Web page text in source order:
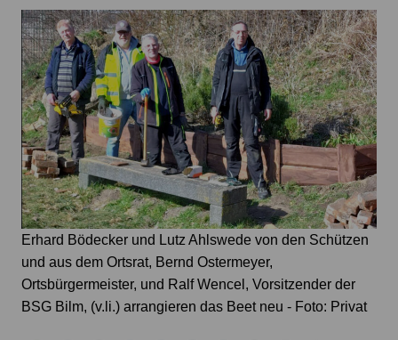
Erhard Bödecker und Lutz Ahlswede von den Schützen
und aus dem Ortsrat, Bernd Ostermeyer,
Ortsbürgermeister, und Ralf Wencel, Vorsitzender der
BSG Bilm, (v.li.) arrangieren das Beet neu - Foto: Privat